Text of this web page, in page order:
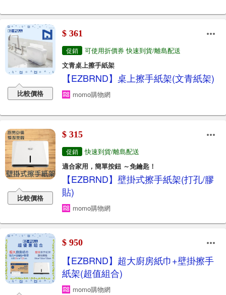
比較價格
$ 361
促銷
可使用折價券 快速到貨/離島配送
文青桌上擦手紙架
【EZBRND】桌上擦手紙架(文青紙架)
momo購物網
比較價格
$ 315
促銷
快速到貨/離島配送
適合家用，簡單按鈕 ～免鑰匙！
【EZBRND】壁掛式擦手紙架(打孔/膠
貼)
momo購物網
$ 950
【EZBRND】超大廚房紙巾+壁掛擦手
紙架(超值組合)
momo購物網